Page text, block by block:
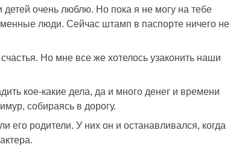
очень люблю. Но пока я не могу на тебе
люди. Сейчас штамп в паспорте ничего не
Но мне все же хотелось узаконить наши
кое-какие дела, да и много денег и времени
собираясь в дорогу.
его родители. У них он и останавливался, когда